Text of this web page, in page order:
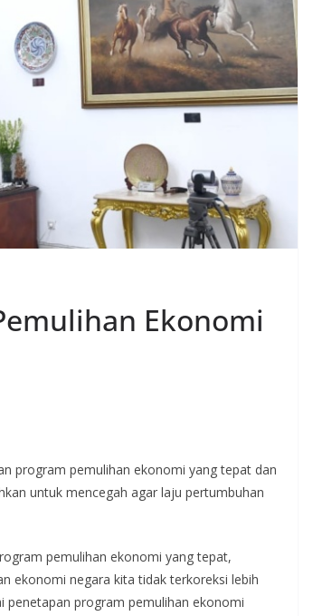
Ekonomi
program pemulihan ekonomi yang tepat dan
untuk mencegah agar laju pertumbuhan
pemulihan ekonomi yang tepat,
ekonomi negara kita tidak terkoreksi lebih
penetapan program pemulihan ekonomi